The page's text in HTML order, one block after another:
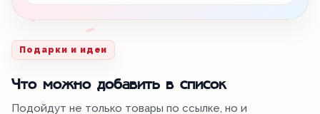
Подарки и идеи
Что можно добавить в список
Подойдут не только товары по ссылке, но и